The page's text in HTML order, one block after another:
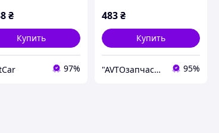
₴
Купить
97%
483₴
Купить
"AVTOзапчастини" Інтернет магазин автозапчастин та аксесуарів 95%